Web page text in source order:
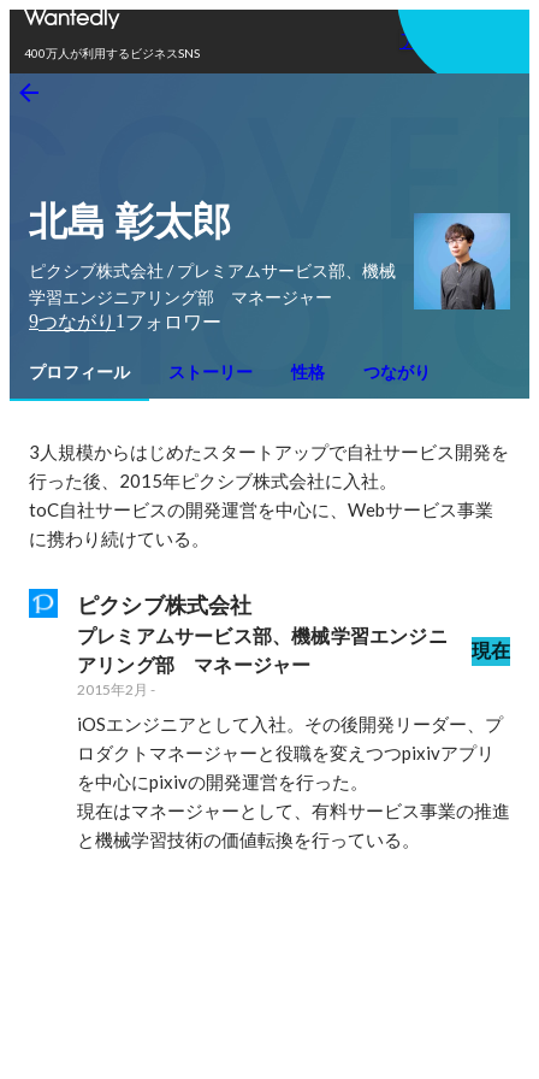
400万人が利用するビジネスSNS
アプリを使う
北島 彰太郎
ピクシブ株式会社 / プレミアムサービス部、機械
学習エンジニアリング部 マネージャー
9つながり 1 フォロワー
プロフィール ストーリー 性格 つながり
3人規模からはじめたスタートアップで自社サービス開発を
行った後、2015年ピクシブ株式会社に入社。
toC自社サービスの開発運営を中心に、Webサービス事業
に携わり続けている。
ピクシブ株式会社
プレミアムサービス部、機械学習エンジニ
アリング部　マネージャー
現在
2015年2月 -
iOSエンジニアとして入社。その後開発リーダー、プ
ロダクトマネージャーと役職を変えつつpixivアプリ
を中心にpixivの開発運営を行った。
現在はマネージャーとして、有料サービス事業の推進
と機械学習技術の価値転換を行っている。